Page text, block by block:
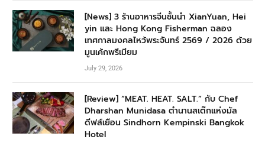
[News] 3 ร้านอาหารจีนชั้นนำ XianYuan, Hei
yin และ Hong Kong Fisherman ฉลอง
เทศกาลมงคลไหว้พระจันทร์ 2569 / 2026 ด้วย
มูนเค้กพรีเมียม
July 29, 2026
[Review] “MEAT. HEAT. SALT.” กับ Chef
Dharshan Munidasa ตำนานสเต๊กแห่งมัล
ดีฟส์เยือน Sindhorn Kempinski Bangkok
Hotel